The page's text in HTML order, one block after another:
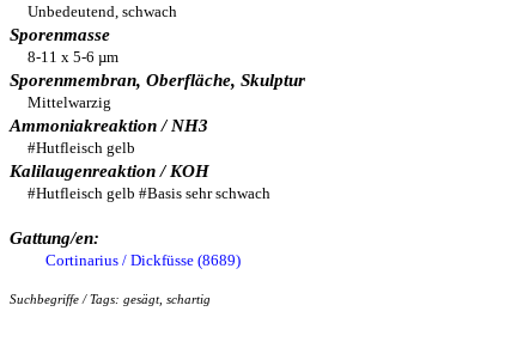
Unbedeutend, schwach
Sporenmasse
8-11 x 5-6 µm
Sporenmembran, Oberfläche, Skulptur
Mittelwarzig
Ammoniakreaktion / NH3
#Hutfleisch gelb
Kalilaugenreaktion / KOH
#Hutfleisch gelb #Basis sehr schwach
Gattung/en:
Cortinarius / Dickfüsse (8689)
Suchbegriffe / Tags: gesägt, schartig